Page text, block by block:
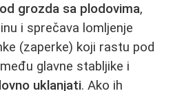
grozda sa plodovima,
i sprečava lomljenje
(zaperke) koji rastu pod
glavne stabljike i
uklanjati. Ako ih